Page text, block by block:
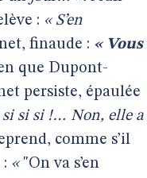
: « S’en
finaude : « Vous
que Dupont-
persiste, épaulée
si si si !… Non, elle a
comme s’il
« "On va s’en